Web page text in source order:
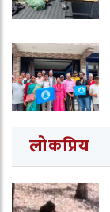
लोकप्रिय